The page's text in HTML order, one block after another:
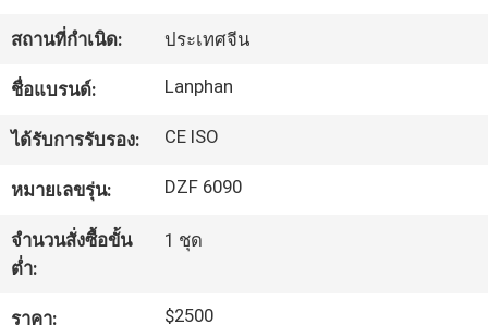
วิดีโอ
เรา
สถานที่กำเนิด: ประเทศจีน
ชื่อแบรนด์: Lanphan
ได้รับการรับรอง: CE ISO
หมายเลขรุ่น: DZF 6090
จำนวนสั่งซื้อขั้น
ต่ำ:
1 ชุด
ราคา: $2500